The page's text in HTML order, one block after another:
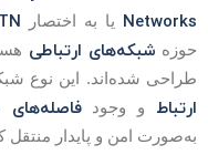
یا به اختصارDTN
شبکه‌های ارتباطی
شده‌اند. این نوع
و وجودفاصله‌های
امن و پایدار منتقل